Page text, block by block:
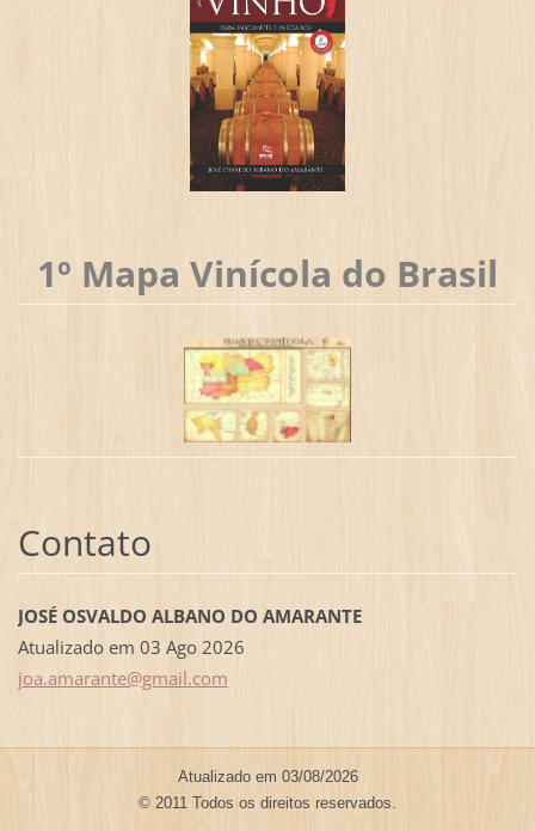
1º Mapa Vinícola do Brasil
Contato
JOSÉ OSVALDO ALBANO DO AMARANTE
Atualizado em 03 Ago 2026
joa.amarante@gmail.com
Atualizado em 03/08/2026
© 2011 Todos os direitos reservados.